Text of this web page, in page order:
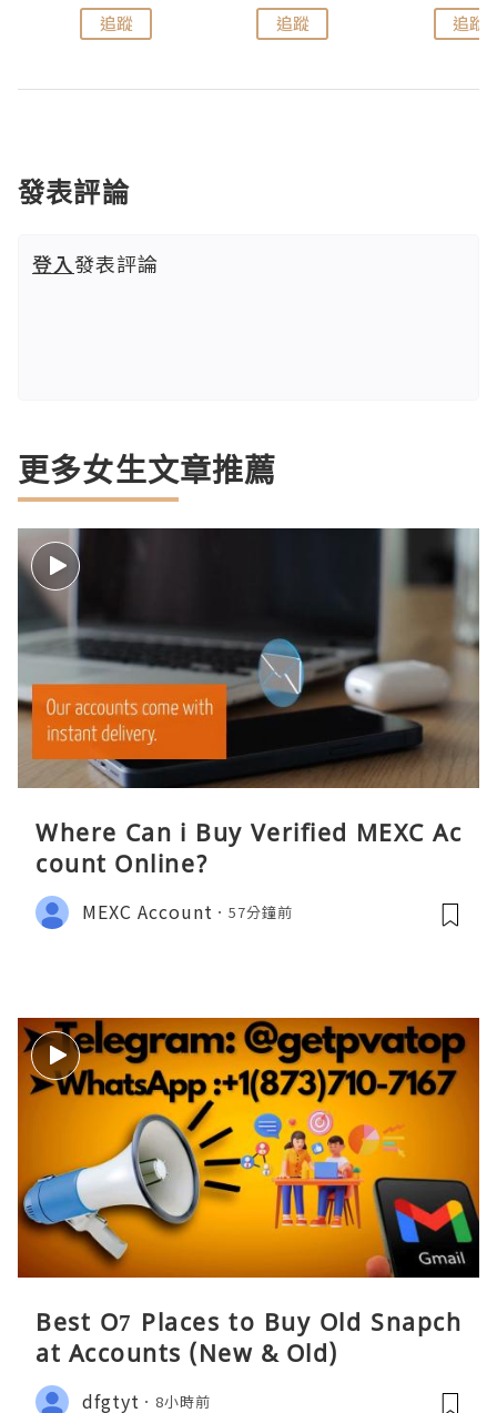
追蹤 追蹤 追蹤
發表評論
登入發表評論
更多女生文章推薦
Where Can i Buy Verified MEXC Ac
count Online?
MEXC Account 57分鐘前
Best O7 Places to Buy Old Snapch
at Accounts (New & Old)
dfgtyt 8小時前